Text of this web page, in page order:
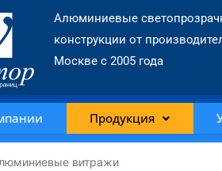
Алюминиевые
конструкции от
Москве с 2005 года
Продукция
витражи